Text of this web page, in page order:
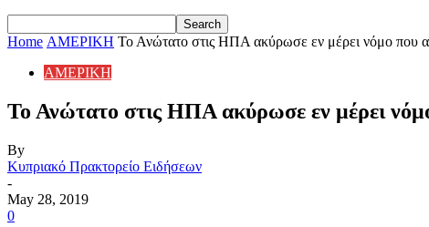
Home ΑΜΕΡΙΚΗ Το Ανώτατο στις ΗΠΑ ακύρωσε εν μέρει νόμο που
ΑΜΕΡΙΚΗ
Το Ανώτατο στις ΗΠΑ ακύρωσε εν μέρει
By
Κυπριακό Πρακτορείο Ειδήσεων
-
May 28, 2019
0